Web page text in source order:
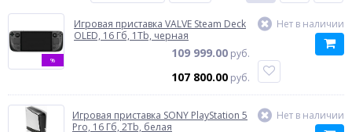
%
Игровая приставка VALVE Steam Deck
OLED, 16 Гб, 1Tb, черная
109 999.00 руб.
107 800.00 руб.
Нет в наличии
Игровая приставка SONY PlayStation 5
Pro, 16 Гб, 2Tb, белая
Нет в наличии